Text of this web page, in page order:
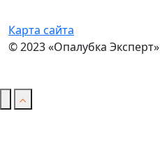
Карта сайта
© 2023 «Опалубка Эксперт»